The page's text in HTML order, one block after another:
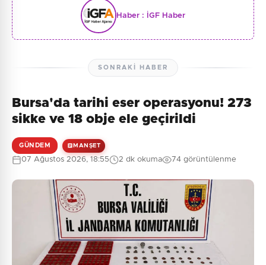
Haber : İGF Haber
SONRAKI HABER
Bursa'da tarihi eser operasyonu! 273
sikke ve 18 obje ele geçirildi
GÜNDEM MANŞET
07 Ağustos 2026, 18:55 2 dk okuma 74 görüntülenme